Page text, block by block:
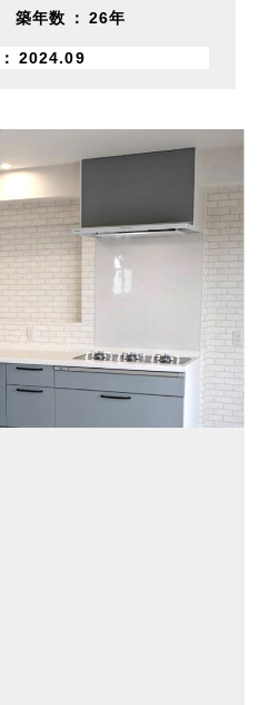
築年数 26年
2024.09